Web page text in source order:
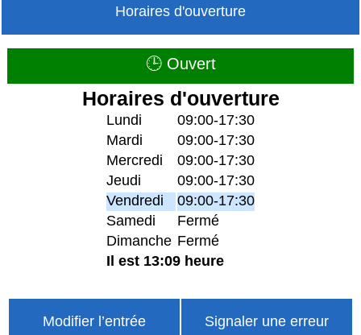
Horaires d'ouverture
🕒 Ouvert
Horaires d'ouverture
Lundi
09:00-17:30
Mardi
09:00-17:30
Mercredi
09:00-17:30
Jeudi
09:00-17:30
Vendredi
09:00-17:30
Samedi
Fermé
Dimanche Fermé
Il est 13:09 heure
Modifier l’entrée Signaler une erreur